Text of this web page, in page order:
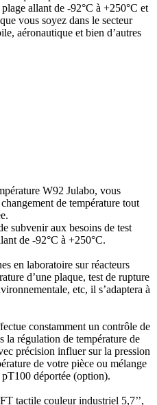
allant de -92°C à +250°C et
vous soyez dans le secteur
aéronautique et bien d’autres
W92 Julabo, vous
de température tout
subvenir aux besoins de test
de -92°C à +250°C.
en laboratoire sur réacteurs
d’une plaque, test de rupture
etc, il s’adaptera à
constamment un contrôle de
la régulation de température de
précision influer sur la pression
de votre pièce ou mélange
déportée (option).
tactile couleur industriel 5,7’’,